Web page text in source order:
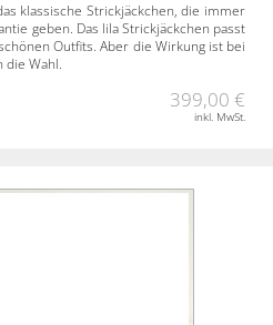
klassische Strickjäckchen, die immer
geben. Das lila Strickjäckchen passt
Outfits. Aber die Wirkung ist bei
die Wahl.
399,00 €
inkl. MwSt.